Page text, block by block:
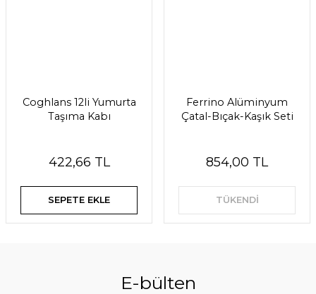
Coghlans 12li Yumurta
Taşıma Kabı
422,66 TL
SEPETE EKLE
Ferrino Alüminyum
Çatal-Bıçak-Kaşık Seti
854,00 TL
TÜKENDİ
E-bülten